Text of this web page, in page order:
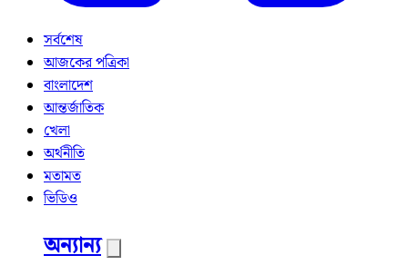
সর্বশেষ
আজকের পত্রিকা
বাংলাদেশ
আন্তর্জাতিক
খেলা
অর্থনীতি
মতামত
ভিডিও
অন্যান্য